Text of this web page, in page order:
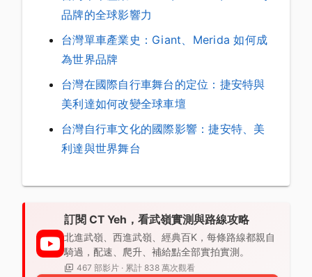
品牌的全球影響力
台灣單車產業史：Giant、Merida 如何成
為世界品牌
台灣在國際自行車舞台的定位：捷安特與
美利達如何改變全球車壇
台灣自行車文化的國際影響：捷安特、美
利達與世界舞台
訂閱 CT Yeh，看武嶺實測與路線攻略
北進武嶺、西進武嶺、經典百K，每條路線都親自
騎過，配速、爬升、補給點全部實拍實測。
467 部影片 · 累計 838 萬次觀看